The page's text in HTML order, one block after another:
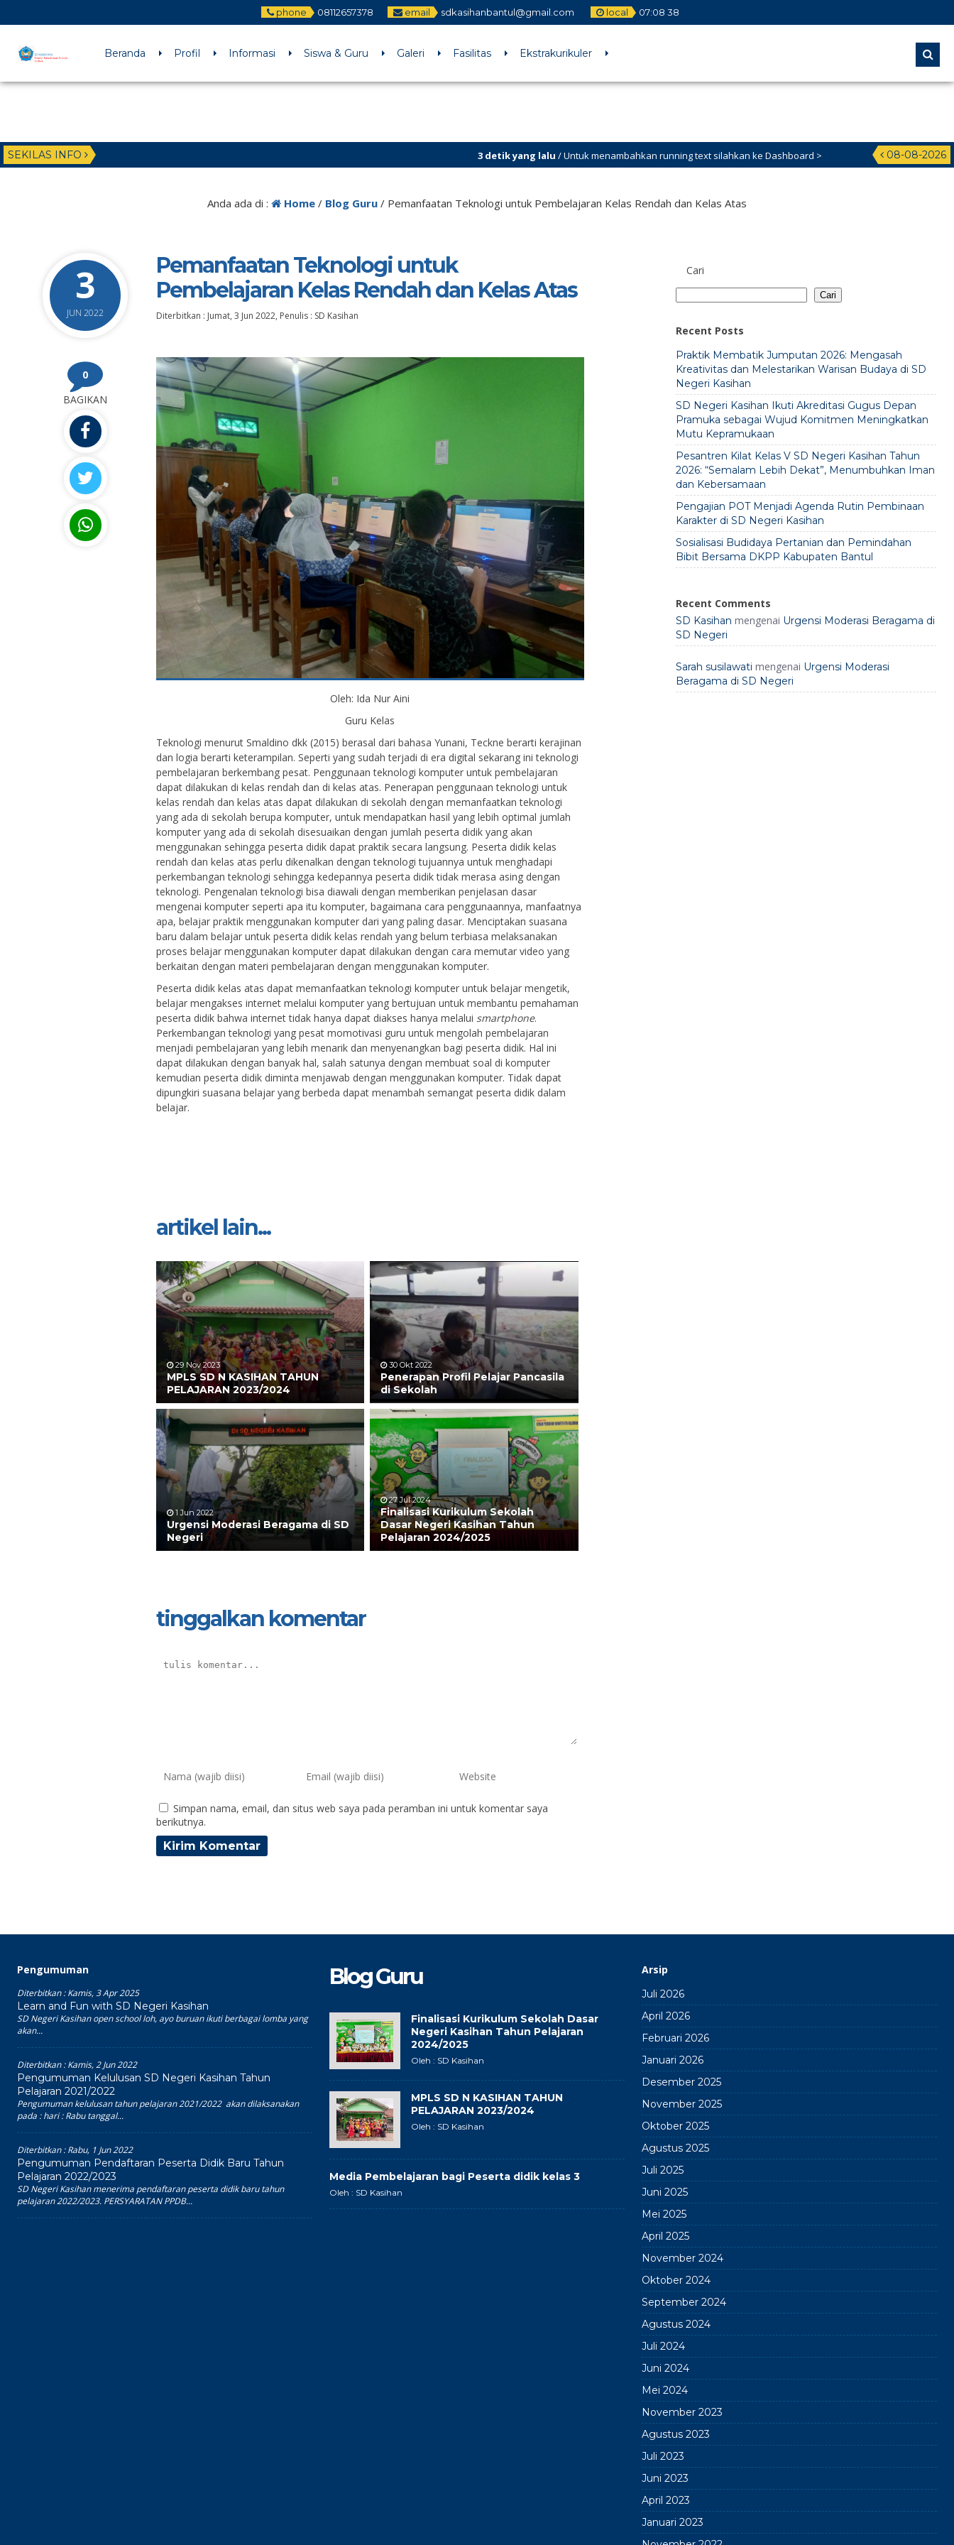
phone 08112657378 email sdkasihanbantul@gmail.com local 07:08 39
Beranda Profil Informasi Siswa & Guru Galeri Fasilitas Ekstrakurikuler
SEKILAS INFO 08-08-2026
3 detik yang lalu/ Untuk menambahkan running text silahkan ke Dashboard >
Sekilas Info
Anda ada di : Home / Blog Guru / Pemanfaatan Teknologi untuk Pembelajaran Kelas Rendah dan Kelas Atas
3
JUN 2022
Pemanfaatan Teknologi untuk
Pembelajaran Kelas Rendah dan Kelas Atas
Diterbitkan : Jumat, 3 Jun 2022, Penulis : SD Kasihan
0
BAGIKAN
Oleh: Ida Nur Aini
Guru Kelas
Teknologi menurut Smaldino dkk (2015) berasal dari bahasa Yunani, Teckne berarti kerajinan
dan logia berarti keterampilan. Seperti yang sudah terjadi di era digital sekarang ini teknologi
pembelajaran berkembang pesat. Penggunaan teknologi komputer untuk pembelajaran
dapat dilakukan di kelas rendah dan di kelas atas. Penerapan penggunaan teknologi untuk
kelas rendah dan kelas atas dapat dilakukan di sekolah dengan memanfaatkan teknologi
yang ada di sekolah berupa komputer, untuk mendapatkan hasil yang lebih optimal jumlah
komputer yang ada di sekolah disesuaikan dengan jumlah peserta didik yang akan
menggunakan sehingga peserta didik dapat praktik secara langsung. Peserta didik kelas
rendah dan kelas atas perlu dikenalkan dengan teknologi tujuannya untuk menghadapi
perkembangan teknologi sehingga kedepannya peserta didik tidak merasa asing dengan
teknologi. Pengenalan teknologi bisa diawali dengan memberikan penjelasan dasar
mengenai komputer seperti apa itu komputer, bagaimana cara penggunaannya, manfaatnya
apa, belajar praktik menggunakan komputer dari yang paling dasar. Menciptakan suasana
baru dalam belajar untuk peserta didik kelas rendah yang belum terbiasa melaksanakan
proses belajar menggunakan komputer dapat dilakukan dengan cara memutar video yang
berkaitan dengan materi pembelajaran dengan menggunakan komputer.
Peserta didik kelas atas dapat memanfaatkan teknologi komputer untuk belajar mengetik,
belajar mengakses internet melalui komputer yang bertujuan untuk membantu pemahaman
peserta didik bahwa internet tidak hanya dapat diakses hanya melalui smartphone.
Perkembangan teknologi yang pesat momotivasi guru untuk mengolah pembelajaran
menjadi pembelajaran yang lebih menarik dan menyenangkan bagi peserta didik. Hal ini
dapat dilakukan dengan banyak hal, salah satunya dengan membuat soal di komputer
kemudian peserta didik diminta menjawab dengan menggunakan komputer. Tidak dapat
dipungkiri suasana belajar yang berbeda dapat menambah semangat peserta didik dalam
belajar.
artikel lain...
29 Nov 2023
MPLS SD N KASIHAN TAHUN
PELAJARAN 2023/2024
30 Okt 2022
Penerapan Profil Pelajar Pancasila
di Sekolah
1 Jun 2022
Urgensi Moderasi Beragama di SD
Negeri
27 Jul 2024
Finalisasi Kurikulum Sekolah
Dasar Negeri Kasihan Tahun
Pelajaran 2024/2025
tinggalkan komentar
Simpan nama, email, dan situs web saya pada peramban ini untuk komentar saya
berikutnya.
Cari
Cari
Recent Posts
Praktik Membatik Jumputan 2026: Mengasah
Kreativitas dan Melestarikan Warisan Budaya di SD
Negeri Kasihan
SD Negeri Kasihan Ikuti Akreditasi Gugus Depan
Pramuka sebagai Wujud Komitmen Meningkatkan
Mutu Kepramukaan
Pesantren Kilat Kelas V SD Negeri Kasihan Tahun
2026: “Semalam Lebih Dekat”, Menumbuhkan Iman
dan Kebersamaan
Pengajian POT Menjadi Agenda Rutin Pembinaan
Karakter di SD Negeri Kasihan
Sosialisasi Budidaya Pertanian dan Pemindahan
Bibit Bersama DKPP Kabupaten Bantul
Recent Comments
SD Kasihan mengenai Urgensi Moderasi Beragama di
SD Negeri
Sarah susilawati mengenai Urgensi Moderasi
Beragama di SD Negeri
Pengumuman
Diterbitkan :Kamis, 3 Apr 2025
Learn and Fun with SD Negeri Kasihan
SD Negeri Kasihan open school loh, ayo buruan ikuti berbagai lomba yang
akan...
Diterbitkan :Kamis, 2 Jun 2022
Pengumuman Kelulusan SD Negeri Kasihan Tahun
Pelajaran 2021/2022
Pengumuman kelulusan tahun pelajaran 2021/2022 akan dilaksanakan
pada : hari : Rabu tanggal...
Diterbitkan :Rabu, 1 Jun 2022
Pengumuman Pendaftaran Peserta Didik Baru Tahun
Pelajaran 2022/2023
SD Negeri Kasihan menerima pendaftaran peserta didik baru tahun
pelajaran 2022/2023. PERSYARATAN PPDB...
Blog Guru
Finalisasi Kurikulum Sekolah Dasar
Negeri Kasihan Tahun Pelajaran
2024/2025
Oleh : SD Kasihan
MPLS SD N KASIHAN TAHUN
PELAJARAN 2023/2024
Oleh : SD Kasihan
Media Pembelajaran bagi Peserta didik kelas 3
Oleh : SD Kasihan
Arsip
Juli 2026
April 2026
Februari 2026
Januari 2026
Desember 2025
November 2025
Oktober 2025
Agustus 2025
Juli 2025
Juni 2025
Mei 2025
April 2025
November 2024
Oktober 2024
September 2024
Agustus 2024
Juli 2024
Juni 2024
Mei 2024
November 2023
Agustus 2023
Juli 2023
Juni 2023
April 2023
Januari 2023